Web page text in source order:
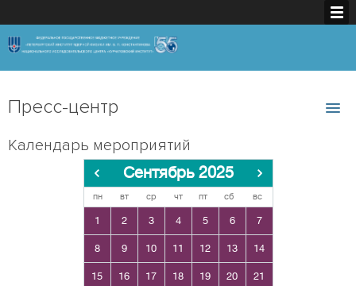
Пресс-центр
Календарь мероприятий
Сентябрь 2025
пн вт ср чт пт сб вс
1 2 3 4 5 6 7
8 9 10 11 12 13 14
15 16 17 18 19 20 21